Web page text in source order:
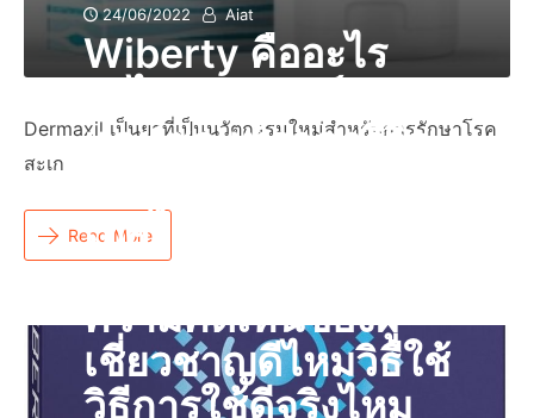
24/06/2022 Aiat
Dermaxil เป็นยาที่เป็นนวัตกรรมใหม่สำหรับการรักษาโรค
สะเก
Read More
Wiberty คืออะไร
แคปซูลแท้ราคารีวิว
เทศไทยหรือร้านขาย
ยาของลูกค้าเเละ
ความคิดเห็นของผู้
เชี่ยวชาญดีไหมวิธีใช้
วิธีการใช้ดีจริงไหม